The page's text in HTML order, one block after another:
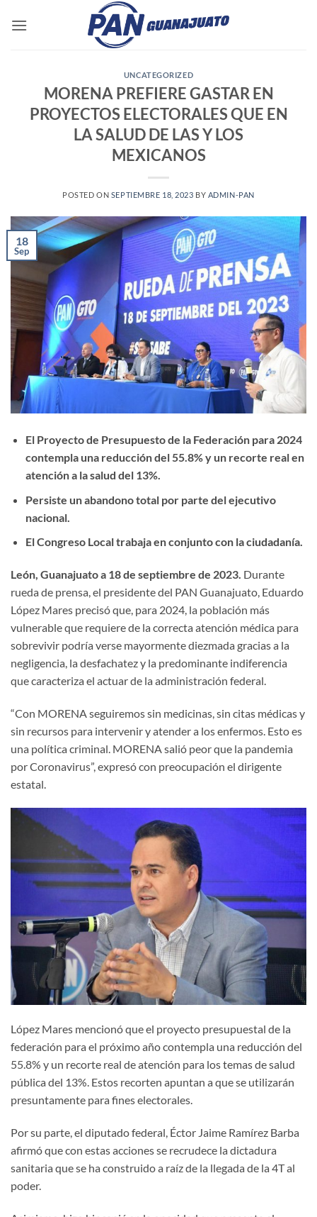
UNCATEGORIZED
MORENA PREFIERE GASTAR EN
PROYECTOS ELECTORALES QUE EN
LA SALUD DE LAS Y LOS
MEXICANOS
POSTED ON SEPTIEMBRE 18, 2023 BY ADMIN-PAN
18
Sep
El Proyecto de Presupuesto de la Federación para 2024
contempla una reducción del 55.8% y un recorte real en
atención a la salud del 13%.
Persiste un abandono total por parte del ejecutivo
nacional.
El Congreso Local trabaja en conjunto con la ciudadanía.
León, Guanajuato a 18 de septiembre de 2023. Durante
rueda de prensa, el presidente del PAN Guanajuato, Eduardo
López Mares precisó que, para 2024, la población más
vulnerable que requiere de la correcta atención médica para
sobrevivir podría verse mayormente diezmada gracias a la
negligencia, la desfachatez y la predominante indiferencia
que caracteriza el actuar de la administración federal.
“Con MORENA seguiremos sin medicinas, sin citas médicas y
sin recursos para intervenir y atender a los enfermos. Esto es
una política criminal. MORENA salió peor que la pandemia
por Coronavirus”, expresó con preocupación el dirigente
estatal.
López Mares mencionó que el proyecto presupuestal de la
federación para el próximo año contempla una reducción del
55.8% y un recorte real de atención para los temas de salud
pública del 13%. Estos recorten apuntan a que se utilizarán
presuntamente para fines electorales.
Por su parte, el diputado federal, Éctor Jaime Ramírez Barba
afirmó que con estas acciones se recrudece la dictadura
sanitaria que se ha construido a raíz de la llegada de la 4T al
poder.